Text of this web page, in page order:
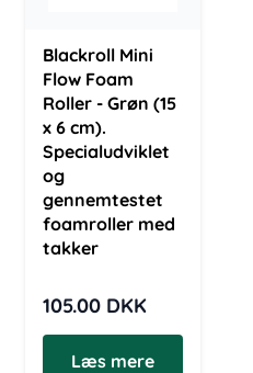
Blackroll Mini
Flow Foam
Roller - Grøn (15
x 6 cm).
Specialudviklet
og
gennemtestet
foamroller med
takker
105.00 DKK
Læs mere